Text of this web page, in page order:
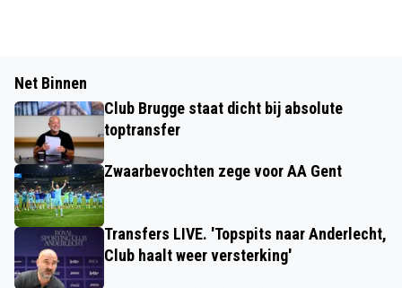
Net Binnen
Club Brugge staat dicht bij absolute
toptransfer
Zwaarbevochten zege voor AA Gent
Transfers LIVE. 'Topspits naar Anderlecht,
Club haalt weer versterking'